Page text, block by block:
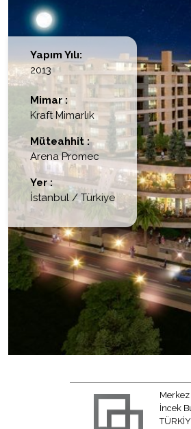
Yapım Yılı:
2013
Mimar :
Kraft Mimarlık
Müteahhit :
Arena Promec
Yer :
İstanbul / Türkiye
İncek